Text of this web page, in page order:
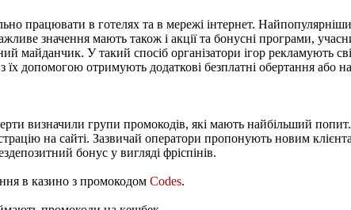
працювати в готелях та в мережі інтернет.
значення мають також і акції та бонусні програми,
майданчик. У такий спосіб організатори ігор рекламують
допомогою отримують додаткові безплатні обертання або
визначили групи промокодів, які мають найбільший
на сайті. Зазвичай оператори пропонують новим
бонус у вигляді фріспінів.
в казино з промокодом Codes.